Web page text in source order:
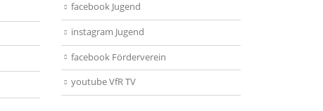
facebook Jugend
instagram Jugend
facebook Förderverein
youtube VfR TV